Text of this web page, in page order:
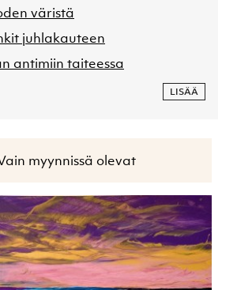
väristä
juhlakauteen
antimiin taiteessa
LISÄÄ
myynnissä olevat